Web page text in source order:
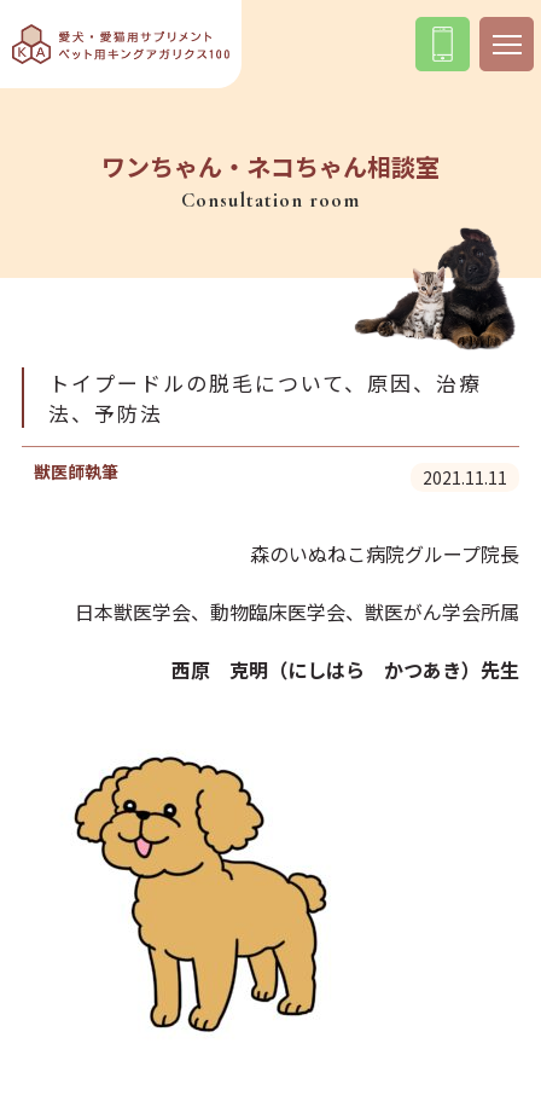
ワンちゃん・ネコちゃん相談室
Consultation room
トイプードルの脱毛について、原因、治療
法、予防法
獣医師執筆 2021.11.11
森のいぬねこ病院グループ院長
日本獣医学会、動物臨床医学会、獣医がん学会所属
西原 克明（にしはら かつあき）先生